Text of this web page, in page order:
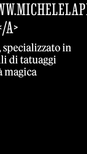
A>
in
di tatuaggi
magica